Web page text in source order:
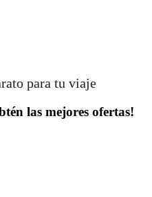
para tu viaje
las mejores ofertas!